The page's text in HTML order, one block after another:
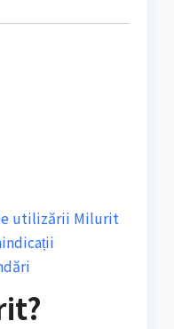
utilizării Milurit